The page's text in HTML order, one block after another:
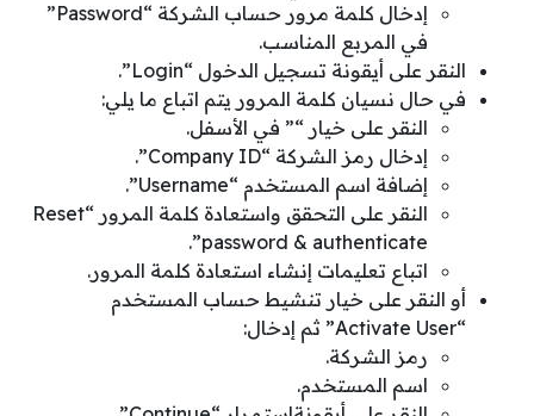
إدخال كلمة مرور حساب الشركة “Password”
في المربع المناسب.
النقر على أيقونة تسجيل الدخول “Login”.
في حال نسيان كلمة المرور يتم اتباع ما يلي:
النقر على خيار “” في الأسفل.
إدخال رمز الشركة “Company ID”.
إضافة اسم المستخدم “Username”.
النقر على التحقق واستعادة كلمة المرور “Reset
password & authenticate”.
اتباع تعليمات إنشاء استعادة كلمة المرور.
أو النقر على خيار تنشيط حساب المستخدم
“Activate User” ثم إدخال:
رمز الشركة.
اسم المستخدم.